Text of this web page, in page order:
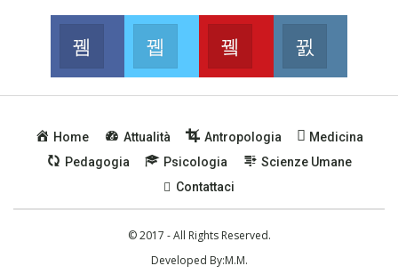
Facebook
Join us on FacebookJoin us on Twitter
Youtube
Join us on Youtube
Home Attualità Antropologia
Medicina
Pedagogia
Psicologia
Scienze Umane
Contattaci
© 2017 - All Rights Reserved.
Developed By:M.M.